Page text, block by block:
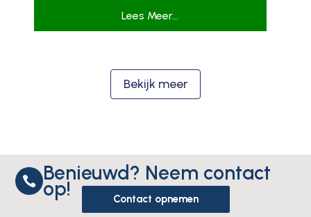
Lees Meer...
Bekijk meer
 Benieuwd? Neem contact
op! Contact opnemen